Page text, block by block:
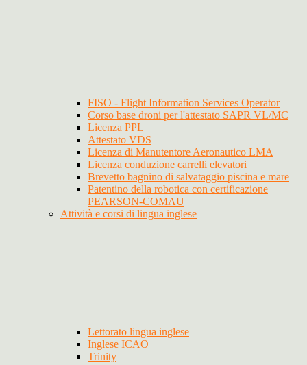
FISO - Flight Information Services Operator
Corso base droni per l'attestato SAPR VL/MC
Licenza PPL
Attestato VDS
Licenza di Manutentore Aeronautico LMA
Licenza conduzione carrelli elevatori
Brevetto bagnino di salvataggio piscina e mare
Patentino della robotica con certificazione
PEARSON-COMAU
Attività e corsi di lingua inglese
Lettorato lingua inglese
Inglese ICAO
Trinity